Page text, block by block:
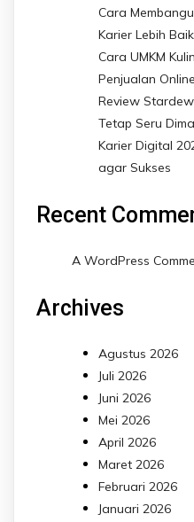
Cara
Karier Lebih Baik
Cara UMKM
Penjualan Online
Review
Tetap Seru
Karier Digital
agar Sukses
Recent
A WordPress
Archives
Agustus 2026
Juli 2026
Juni 2026
Mei 2026
April 2026
Maret 2026
Februari 2026
Januari 2026